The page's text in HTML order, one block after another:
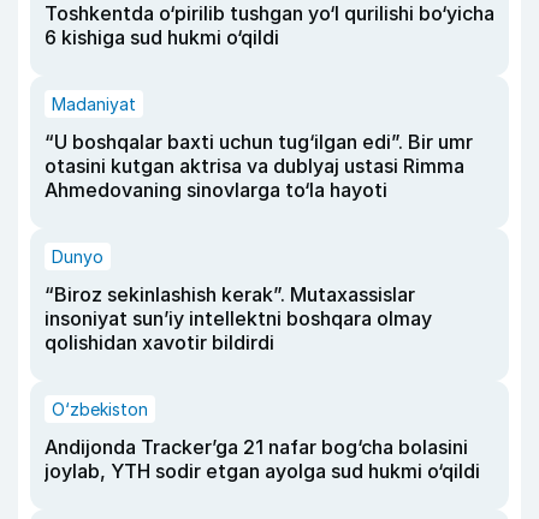
Toshkentda o‘pirilib tushgan yo‘l qurilishi bo‘yicha
6 kishiga sud hukmi o‘qildi
Madaniyat
“U boshqalar baxti uchun tug‘ilgan edi”. Bir umr
otasini kutgan aktrisa va dublyaj ustasi Rimma
Ahmedovaning sinovlarga to‘la hayoti
Dunyo
“Biroz sekinlashish kerak”. Mutaxassislar
insoniyat sun’iy intellektni boshqara olmay
qolishidan xavotir bildirdi
O‘zbekiston
Andijonda Tracker’ga 21 nafar bog‘cha bolasini
joylab, YTH sodir etgan ayolga sud hukmi o‘qildi